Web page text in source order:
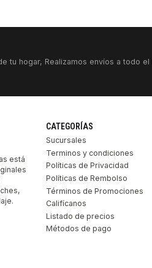
tu hogar, Realizamos envíos a todo el
está
CATEGORÍAS
Sucursales
Terminos y condiciones
Políticas de Privacidad
Políticas de Rembolso
Términos de Promociones
Califícanos
Listado de precios
Métodos de pago